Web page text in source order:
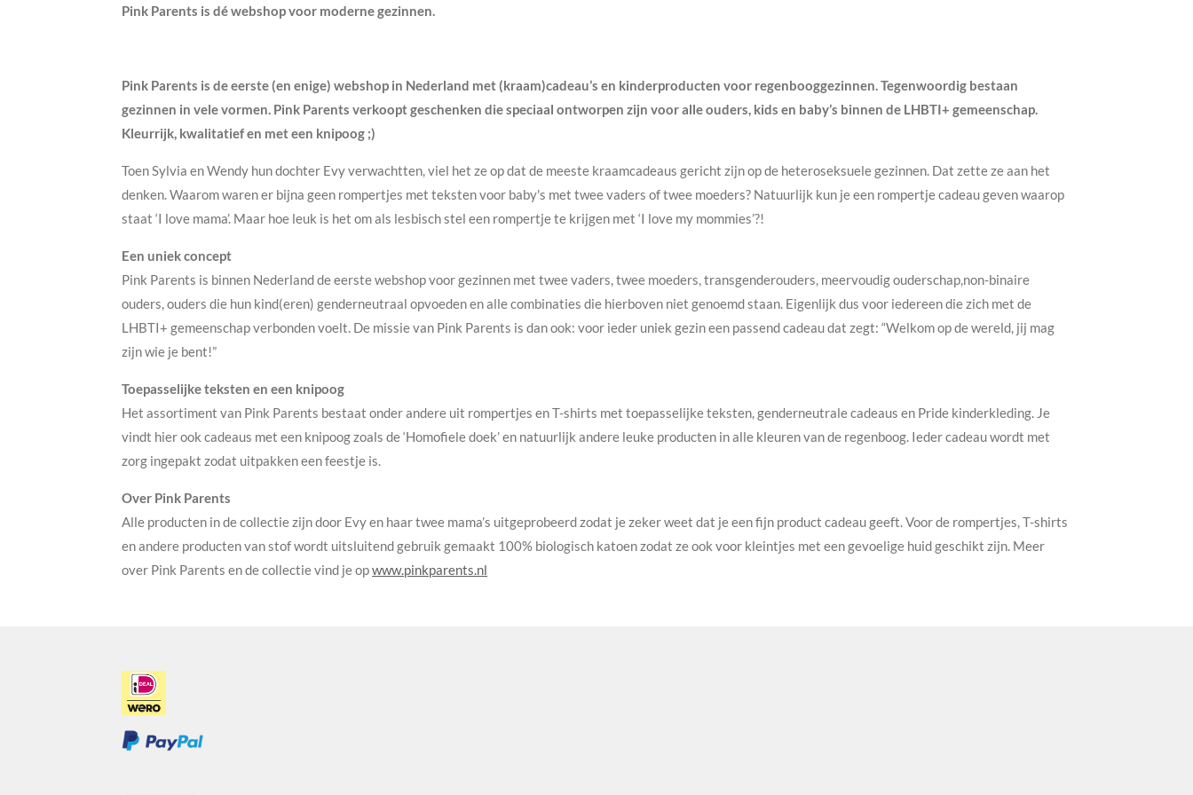
Pink Parents is dé webshop voor moderne gezinnen.
Pink Parents is de eerste (en enige) webshop in Nederland met (kraam)cadeau’s en kinderproducten voor regenbooggezinnen. Tegenwoordig bestaan
gezinnen in vele vormen. Pink Parents verkoopt geschenken die speciaal ontworpen zijn voor alle ouders, kids en baby’s binnen de LHBTI+ gemeenschap.
Kleurrijk, kwalitatief en met een knipoog ;)
Toen Sylvia en Wendy hun dochter Evy verwachtten, viel het ze op dat de meeste kraamcadeaus gericht zijn op de heteroseksuele gezinnen. Dat zette ze aan het
denken. Waarom waren er bijna geen rompertjes met teksten voor baby's met twee vaders of twee moeders? Natuurlijk kun je een rompertje cadeau geven waarop
staat ‘I love mama’. Maar hoe leuk is het om als lesbisch stel een rompertje te krijgen met ‘I love my mommies’?!
Een uniek concept
Pink Parents is binnen Nederland de eerste webshop voor gezinnen met twee vaders, twee moeders, transgenderouders, meervoudig ouderschap,non-binaire
ouders, ouders die hun kind(eren) genderneutraal opvoeden en alle combinaties die hierboven niet genoemd staan. Eigenlijk dus voor iedereen die zich met de
LHBTI+ gemeenschap verbonden voelt. De missie van Pink Parents is dan ook: voor ieder uniek gezin een passend cadeau dat zegt: “Welkom op de wereld, jij mag
zijn wie je bent!”
Toepasselijke teksten en een knipoog
Het assortiment van Pink Parents bestaat onder andere uit rompertjes en T-shirts met toepasselijke teksten, genderneutrale cadeaus en Pride kinderkleding. Je
vindt hier ook cadeaus met een knipoog zoals de ‘Homofiele doek’ en natuurlijk andere leuke producten in alle kleuren van de regenboog. Ieder cadeau wordt met
zorg ingepakt zodat uitpakken een feestje is.
Over Pink Parents
Alle producten in de collectie zijn door Evy en haar twee mama’s uitgeprobeerd zodat je zeker weet dat je een fijn product cadeau geeft. Voor de rompertjes, T-shirts
en andere producten van stof wordt uitsluitend gebruik gemaakt 100% biologisch katoen zodat ze ook voor kleintjes met een gevoelige huid geschikt zijn. Meer
over Pink Parents en de collectie vind je opwww.pinkparents.nl